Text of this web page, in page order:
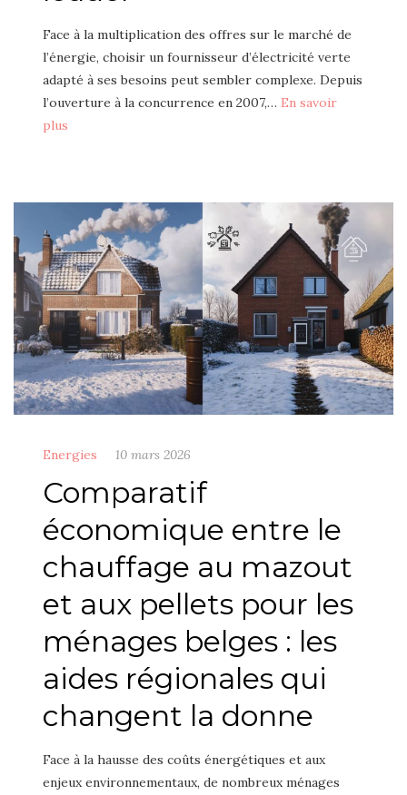
Face à la multiplication des offres sur le marché de
l’énergie, choisir un fournisseur d’électricité verte
adapté à ses besoins peut sembler complexe. Depuis
l’ouverture à la concurrence en 2007,… En savoir
plus
Energies 10 mars 2026
Comparatif
économique entre le
chauffage au mazout
et aux pellets pour les
ménages belges : les
aides régionales qui
changent la donne
Face à la hausse des coûts énergétiques et aux
enjeux environnementaux, de nombreux ménages